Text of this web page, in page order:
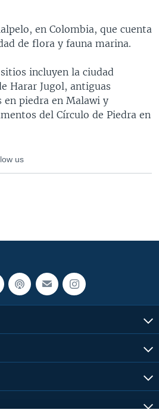
en Colombia, que cuenta
de flora y fauna marina.
incluyen la ciudad
Harar Jugol, antiguas
en piedra en Malawi y
del Círculo de Piedra en
us